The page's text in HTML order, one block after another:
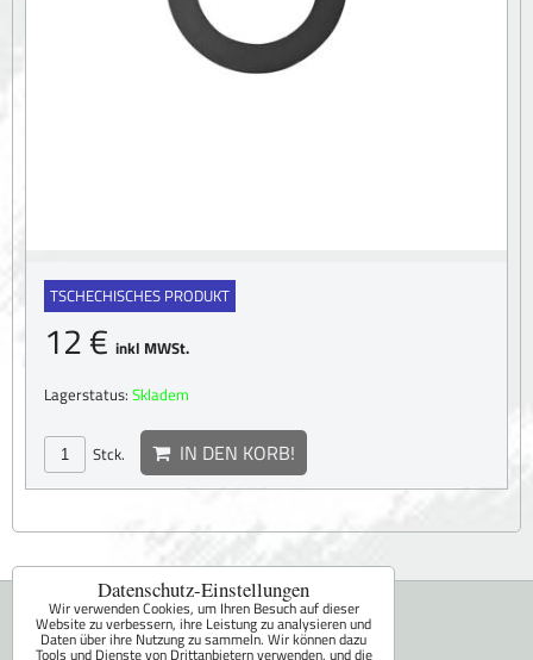
TSCHECHISCHES PRODUKT
12 € inkl MWSt.
Lagerstatus: Skladem
Stck. IN DEN KORB!
Miroslav Fara - FaRa
Sepekov 377
Datenschutz-Einstellungen
Wir verwenden Cookies, um Ihren Besuch auf dieser
Website zu verbessern, ihre Leistung zu analysieren und
Daten über ihre Nutzung zu sammeln. Wir können dazu
Tools und Dienste von Drittanbietern verwenden, und die